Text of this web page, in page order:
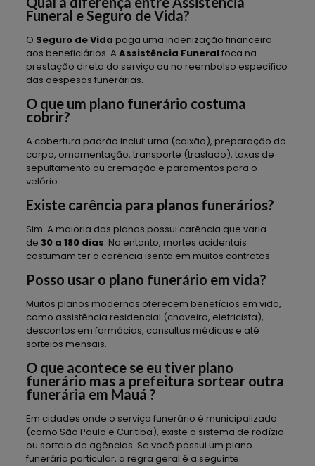
Funeral e Seguro de Vida?
O Seguro de Vida paga uma indenização financeira
aos beneficiários. A Assistência Funeralfoca na
prestação direta do serviço ou no reembolso específico
das despesas funerárias.
O que um plano funerário costuma
cobrir?
A cobertura padrão inclui: urna (caixão), preparação do
corpo, ornamentação, transporte (traslado), taxas de
sepultamento ou cremação e paramentos para o
velório.
Existe carência para planos funerários?
Sim. A maioria dos planos possui carência que varia
de 30 a 180 dias. No entanto, mortes acidentais
costumam ter a carência isenta em muitos contratos.
Posso usar o plano funerário em vida?
Muitos planos modernos oferecem benefícios em vida,
como assistência residencial (chaveiro, eletricista),
descontos em farmácias, consultas médicas e até
sorteios mensais.
O que acontece se eu tiver plano
funerário mas a prefeitura sortear outra
funerária em Mauá ?
Em cidades onde o serviço funerário é municipalizado
(como São Paulo e Curitiba), existe o sistema de rodízio
ou sorteio de agências. Se você possui um plano
funerário particular, a regra geral é a seguinte: